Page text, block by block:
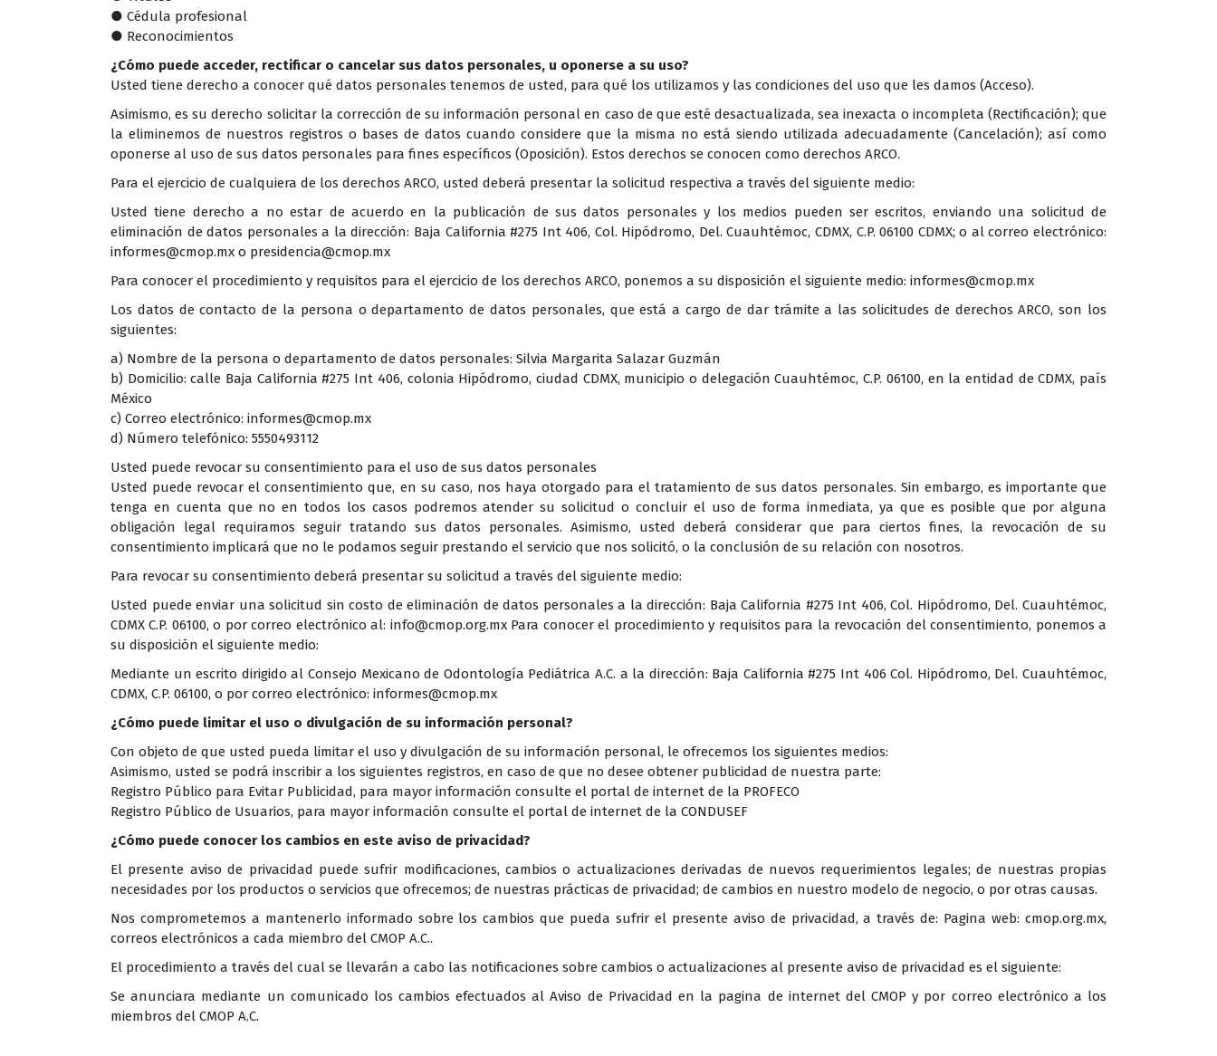
● Cédula profesional
● Reconocimientos
¿Cómo puede acceder, rectificar o cancelar sus datos personales, u oponerse a su uso?
Usted tiene derecho a conocer qué datos personales tenemos de usted, para qué los utilizamos y las condiciones del uso que les damos (Acceso).
Asimismo, es su derecho solicitar la corrección de su información personal en caso de que esté desactualizada, sea inexacta o incompleta (Rectificación); que
la eliminemos de nuestros registros o bases de datos cuando considere que la misma no está siendo utilizada adecuadamente (Cancelación); así como
oponerse al uso de sus datos personales para fines específicos (Oposición). Estos derechos se conocen como derechos ARCO.
Para el ejercicio de cualquiera de los derechos ARCO, usted deberá presentar la solicitud respectiva a través del siguiente medio:
Usted tiene derecho a no estar de acuerdo en la publicación de sus datos personales y los medios pueden ser escritos, enviando una solicitud de
eliminación de datos personales a la dirección: Baja California #275 Int 406, Col. Hipódromo, Del. Cuauhtémoc, CDMX, C.P. 06100 CDMX; o al correo electrónico:
informes@cmop.mx o presidencia@cmop.mx
Para conocer el procedimiento y requisitos para el ejercicio de los derechos ARCO, ponemos a su disposición el siguiente medio: informes@cmop.mx
Los datos de contacto de la persona o departamento de datos personales, que está a cargo de dar trámite a las solicitudes de derechos ARCO, son los
siguientes:
a) Nombre de la persona o departamento de datos personales: Silvia Margarita Salazar Guzmán
b) Domicilio: calle Baja California #275 Int 406, colonia Hipódromo, ciudad CDMX, municipio o delegación Cuauhtémoc, C.P. 06100, en la entidad de CDMX, país
México
c) Correo electrónico: informes@cmop.mx
d) Número telefónico: 5550493112
Usted puede revocar su consentimiento para el uso de sus datos personales
Usted puede revocar el consentimiento que, en su caso, nos haya otorgado para el tratamiento de sus datos personales. Sin embargo, es importante que
tenga en cuenta que no en todos los casos podremos atender su solicitud o concluir el uso de forma inmediata, ya que es posible que por alguna
obligación legal requiramos seguir tratando sus datos personales. Asimismo, usted deberá considerar que para ciertos fines, la revocación de su
consentimiento implicará que no le podamos seguir prestando el servicio que nos solicitó, o la conclusión de su relación con nosotros.
Para revocar su consentimiento deberá presentar su solicitud a través del siguiente medio:
Usted puede enviar una solicitud sin costo de eliminación de datos personales a la dirección: Baja California #275 Int 406, Col. Hipódromo, Del. Cuauhtémoc,
CDMX C.P. 06100, o por correo electrónico al: info@cmop.org.mx Para conocer el procedimiento y requisitos para la revocación del consentimiento, ponemos a
su disposición el siguiente medio:
Mediante un escrito dirigido al Consejo Mexicano de Odontología Pediátrica A.C. a la dirección: Baja California #275 Int 406 Col. Hipódromo, Del. Cuauhtémoc,
CDMX, C.P. 06100, o por correo electrónico: informes@cmop.mx
¿Cómo puede limitar el uso o divulgación de su información personal?
Con objeto de que usted pueda limitar el uso y divulgación de su información personal, le ofrecemos los siguientes medios:
Asimismo, usted se podrá inscribir a los siguientes registros, en caso de que no desee obtener publicidad de nuestra parte:
Registro Público para Evitar Publicidad, para mayor información consulte el portal de internet de la PROFECO
Registro Público de Usuarios, para mayor información consulte el portal de internet de la CONDUSEF
¿Cómo puede conocer los cambios en este aviso de privacidad?
El presente aviso de privacidad puede sufrir modificaciones, cambios o actualizaciones derivadas de nuevos requerimientos legales; de nuestras propias
necesidades por los productos o servicios que ofrecemos; de nuestras prácticas de privacidad; de cambios en nuestro modelo de negocio, o por otras causas.
Nos comprometemos a mantenerlo informado sobre los cambios que pueda sufrir el presente aviso de privacidad, a través de: Pagina web: cmop.org.mx,
correos electrónicos a cada miembro del CMOP A.C..
El procedimiento a través del cual se llevarán a cabo las notificaciones sobre cambios o actualizaciones al presente aviso de privacidad es el siguiente:
Se anunciara mediante un comunicado los cambios efectuados al Aviso de Privacidad en la pagina de internet del CMOP y por correo electrónico a los
miembros del CMOP A.C.